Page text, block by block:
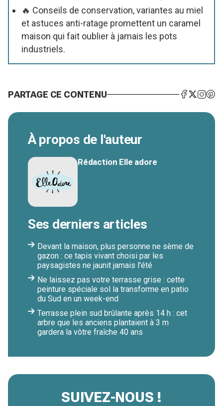
🔥 Conseils de conservation, variantes au miel
et astuces anti-ratage promettent un caramel
maison qui fait oublier à jamais les pots
industriels.
PARTAGE CE CONTENU
À propos de l'auteur
Rédaction Elle adore
Ses derniers articles
Devant la maison, plus personne ne sème de
gazon : ce tapis vivant choisi par les
paysagistes ne jaunit jamais l'été
Ne laissez pas votre terrasse grise : cette
peinture spéciale sol la transforme en patio
du Sud en un week-end
Terrasse plein sud brûlante après 14 h : cet
arbre que les anciens plantaient à 3 m
gardera la vôtre fraîche 40 ans
SUIVEZ-NOUS !